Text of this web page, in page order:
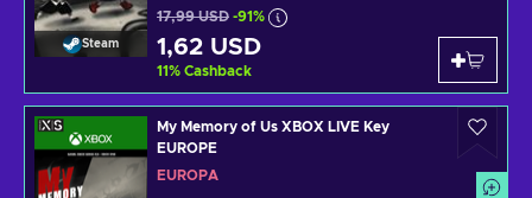
Steam
17,99 USD -91%
1,62 USD
11% Cashback
My Memory of Us XBOX LIVE Key
EUROPE
EUROPA